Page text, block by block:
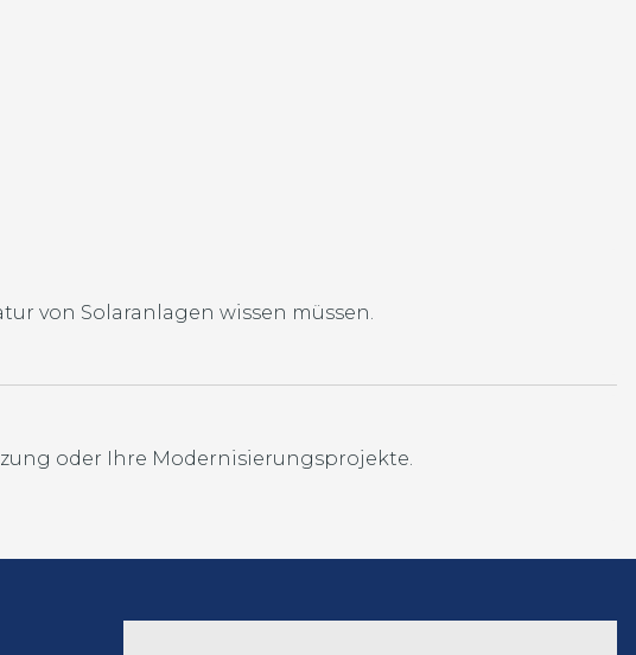
von Solaranlagen wissen müssen.
Sichern Sie sich ganz einfach eine optimale Förderung für Ihre neue Heizung oder Ihre Modernisierungsprojekte.